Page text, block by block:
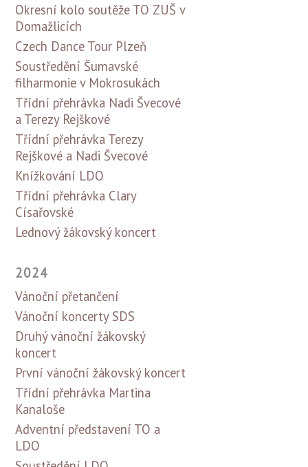
Okresní kolo soutěže TO ZUŠ v
Domažlicích
Czech Dance Tour Plzeň
Soustředění Šumavské
filharmonie v Mokrosukách
Třídní přehrávka Nadi Švecové
a Terezy Rejškové
Třídní přehrávka Terezy
Rejškové a Nadi Švecové
Knížkování LDO
Třídní přehrávka Clary
Císařovské
Lednový žákovský koncert
2024
Vánoční přetančení
Vánoční koncerty SDS
Druhý vánoční žákovský
koncert
První vánoční žákovský koncert
Třídní přehrávka Martina
Kanaloše
Adventní představení TO a
LDO